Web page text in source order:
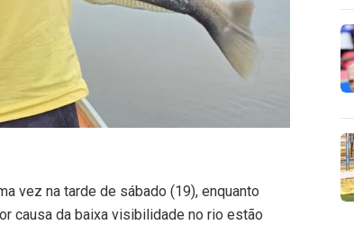
vez na tarde de sábado (19), enquanto
causa da baixa visibilidade no rio estão